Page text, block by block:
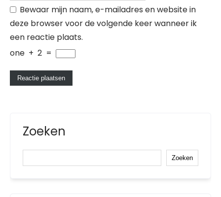
Bewaar mijn naam, e-mailadres en website in
deze browser voor de volgende keer wanneer ik
een reactie plaats.
one + 2 =
Zoeken
Zoeken